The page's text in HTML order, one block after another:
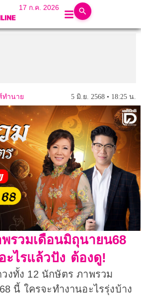
17 ก.ค. 2026
ทำนาย 5 มิ.ย. 2568 • 18:25 น.
รวมเดือนมิถุนายน68
ะไรแล้วปัง ต้องดู!
งทั้ง 12 นักษัตร ภาพรวม
นี้ ใครจะทำงานอะไรรุ่งบ้าง